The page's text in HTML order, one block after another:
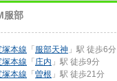
服部
塚本線 「 服部天神 」駅 徒歩6分
塚本線 「 庄内 」駅 徒歩9分
塚本線 「 曽根 」駅 徒歩21分